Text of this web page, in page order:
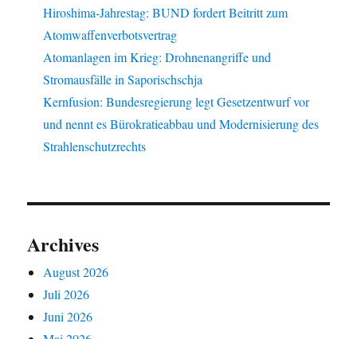
Hiroshima-Jahrestag: BUND fordert Beitritt zum
Atomwaffenverbotsvertrag
Atomanlagen im Krieg: Drohnenangriffe und
Stromausfälle in Saporischschja
Kernfusion: Bundesregierung legt Gesetzentwurf vor
und nennt es Bürokratieabbau und Modernisierung des
Strahlenschutzrechts
Archives
August 2026
Juli 2026
Juni 2026